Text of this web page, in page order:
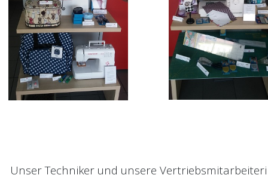
Unser Techniker und unsere